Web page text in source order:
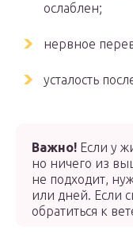
ослаблен;
нервное
усталость
Важно! Если у
но ничего из
не подходит,
или дней. Если
обратиться к